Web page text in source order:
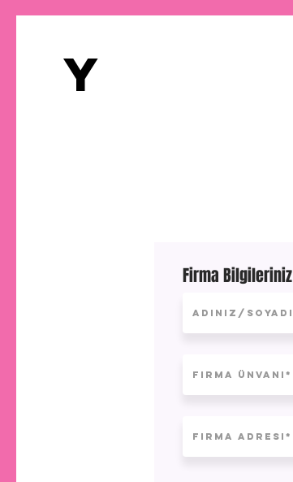
Y
Firma Bilgileriniz